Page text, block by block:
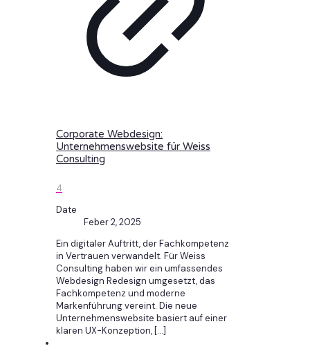
Corporate Webdesign:
Unternehmenswebsite für Weiss
Consulting
4
Date
Feber 2, 2025
Ein digitaler Auftritt, der Fachkompetenz
in Vertrauen verwandelt. Für Weiss
Consulting haben wir ein umfassendes
Webdesign Redesign umgesetzt, das
Fachkompetenz und moderne
Markenführung vereint. Die neue
Unternehmenswebsite basiert auf einer
klaren UX-Konzeption, […]